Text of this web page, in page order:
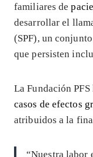
familiares de
desarrollar el
(SPF), un
que persisten
La Fundación
casos de efectos
atribuidos a la
“Nuestra labor